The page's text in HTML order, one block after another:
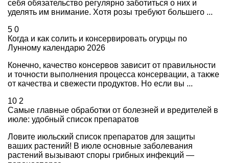
себя обязательство регулярно заботиться о них и
уделять им внимание. Хотя розы требуют большего ...
5 0
Когда и как солить и консервировать огурцы по
Лунному календарю 2026
Конечно, качество консервов зависит от правильности
и точности выполнения процесса консервации, а также
от качества и свежести продуктов. Но если вы ...
10 2
Самые главные обработки от болезней и вредителей в
июле: удобный список препаратов
Ловите июльский список препаратов для защиты
ваших растений! В июле основные заболевания
растений вызывают споры грибных инфекций —